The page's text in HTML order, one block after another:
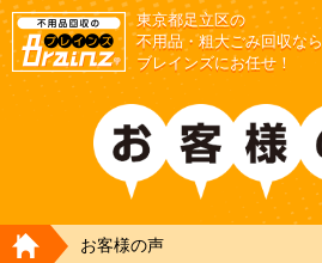
東京都足立区の
不用品・粗大ごみ回収なら
ブレインズにお任せ！
HOME
お客様の声